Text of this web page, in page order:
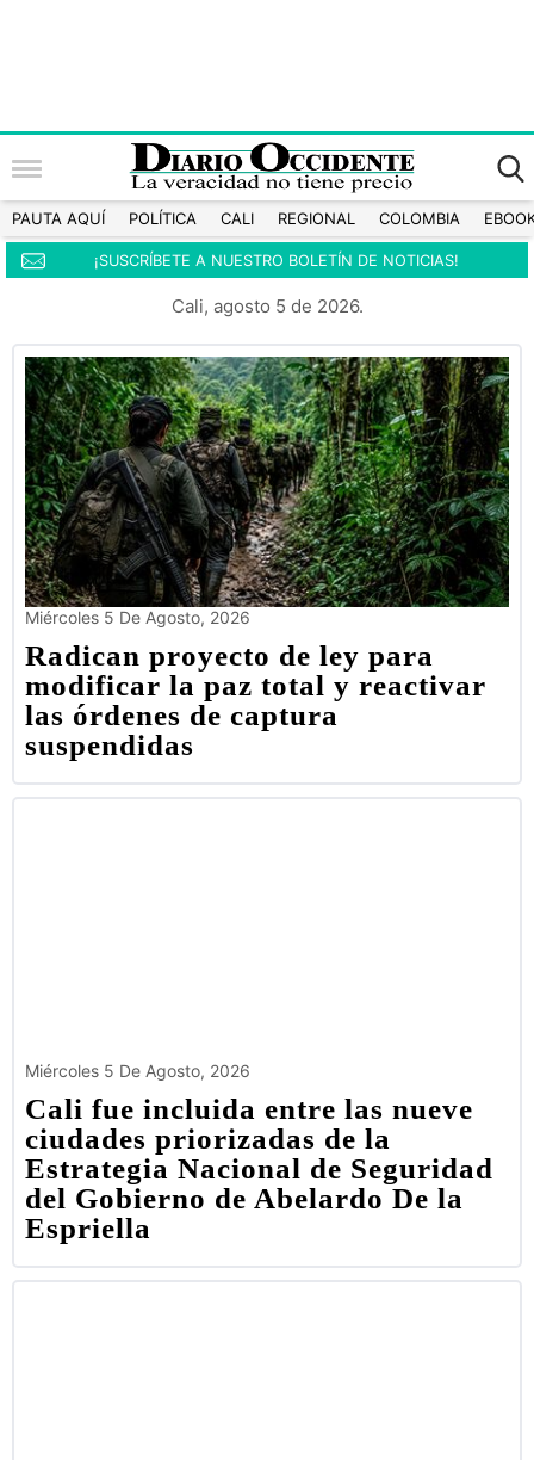
PAUTA AQUÍ POLÍTICA CALI REGIONAL COLOMBIA
¡SUSCRÍBETE A NUESTRO BOLETÍN DE NOTICIAS!
Cali, agosto 5 de 2026.
Miércoles 5 De Agosto, 2026
Radican proyecto de ley para
modificar la paz total y reactivar
las órdenes de captura
suspendidas
Miércoles 5 De Agosto, 2026
Cali fue incluida entre las nueve
ciudades priorizadas de la
Estrategia Nacional de Seguridad
del Gobierno de Abelardo De la
Espriella